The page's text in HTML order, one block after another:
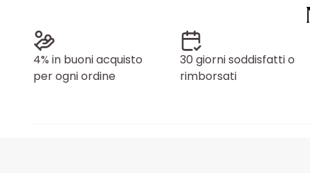
4% in buoni acquisto
per ogni ordine
30 giorni soddisfatti o
rimborsati